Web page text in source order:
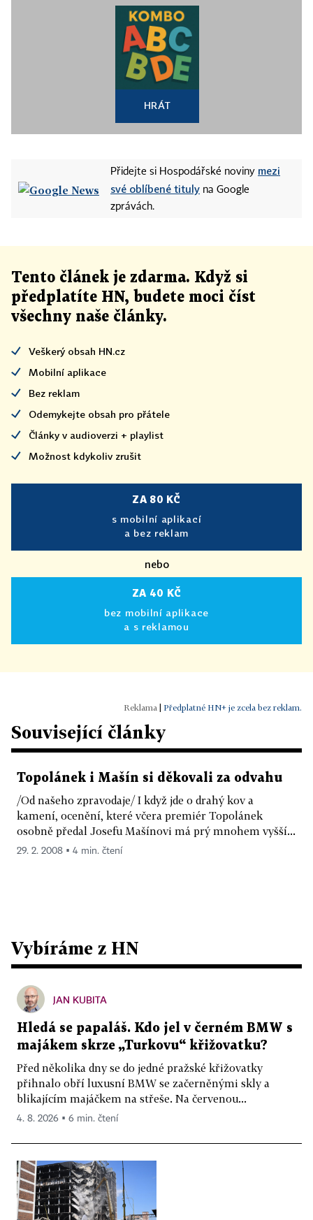
HRÁT
Přidejte si Hospodářské noviny mezi
své oblíbené tituly na Google
zprávách.
Tento článek je zdarma. Když si
předplatíte HN, budete moci číst
všechny naše články.
Veškerý obsah HN.cz
Mobilní aplikace
Bez reklam
Odemykejte obsah pro přátele
Články v audioverzi + playlist
Možnost kdykoliv zrušit
ZA 80 KČ
s mobilní aplikací
a bez reklam
nebo
ZA 40 KČ
bez mobilní aplikace
a s reklamou
Předplatné HN+ je zcela bez reklam.
Související články
Topolánek i Mašín si děkovali za odvahu
/Od našeho zpravodaje/ I když jde o drahý kov a
kamení, ocenění, které včera premiér Topolánek
osobně předal Josefu Mašínovi má prý mnohem vyšší...
29. 2. 2008 ▪ 4 min. čtení
Vybíráme z HN
JAN KUBITA
Hledá se papaláš. Kdo jel v černém BMW s
majákem skrze „Turkovu“ křižovatku?
Před několika dny se do jedné pražské křižovatky
přihnalo obří luxusní BMW se začerněnými skly a
blikajícím majáčkem na střeše. Na červenou...
4. 8. 2026 ▪ 6 min. čtení